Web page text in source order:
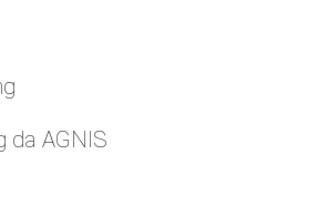
da AGNIS